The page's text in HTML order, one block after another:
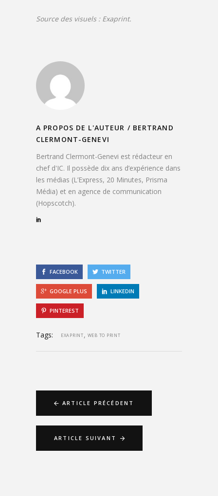
Source des visuels : Exaprint.
A PROPOS DE L'AUTEUR / BERTRAND
CLERMONT-GENEVI
Bertrand Clermont-Genevi est rédacteur en
chef d'IC. Il possède dix ans d’expérience dans
les médias (L’Express, 20 Minutes, Prisma
Média) et en agence de communication
(Hopscotch).
FACEBOOK TWITTER
GOOGLE PLUS LINKEDIN
PINTEREST
Tags: EXAPRINT, WEB TO PRINT
ARTICLE PRÉCÉDENT
ARTICLE SUIVANT